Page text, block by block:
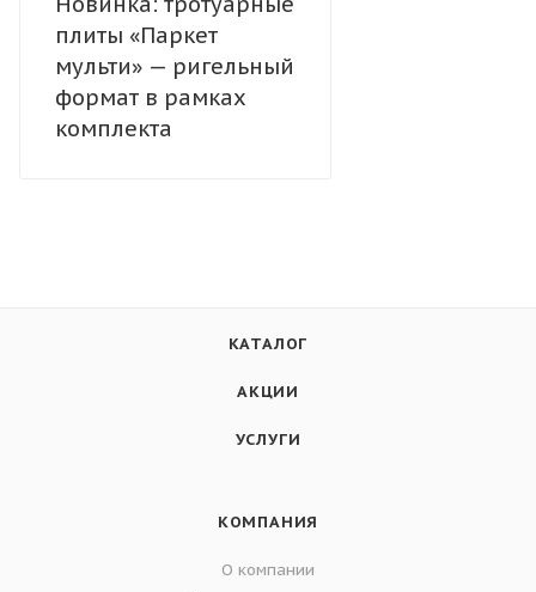
плиты «Паркет
мульти» — ригельный
формат в рамках
комплекта
КАТАЛОГ
АКЦИИ
УСЛУГИ
КОМПАНИЯ
О компании